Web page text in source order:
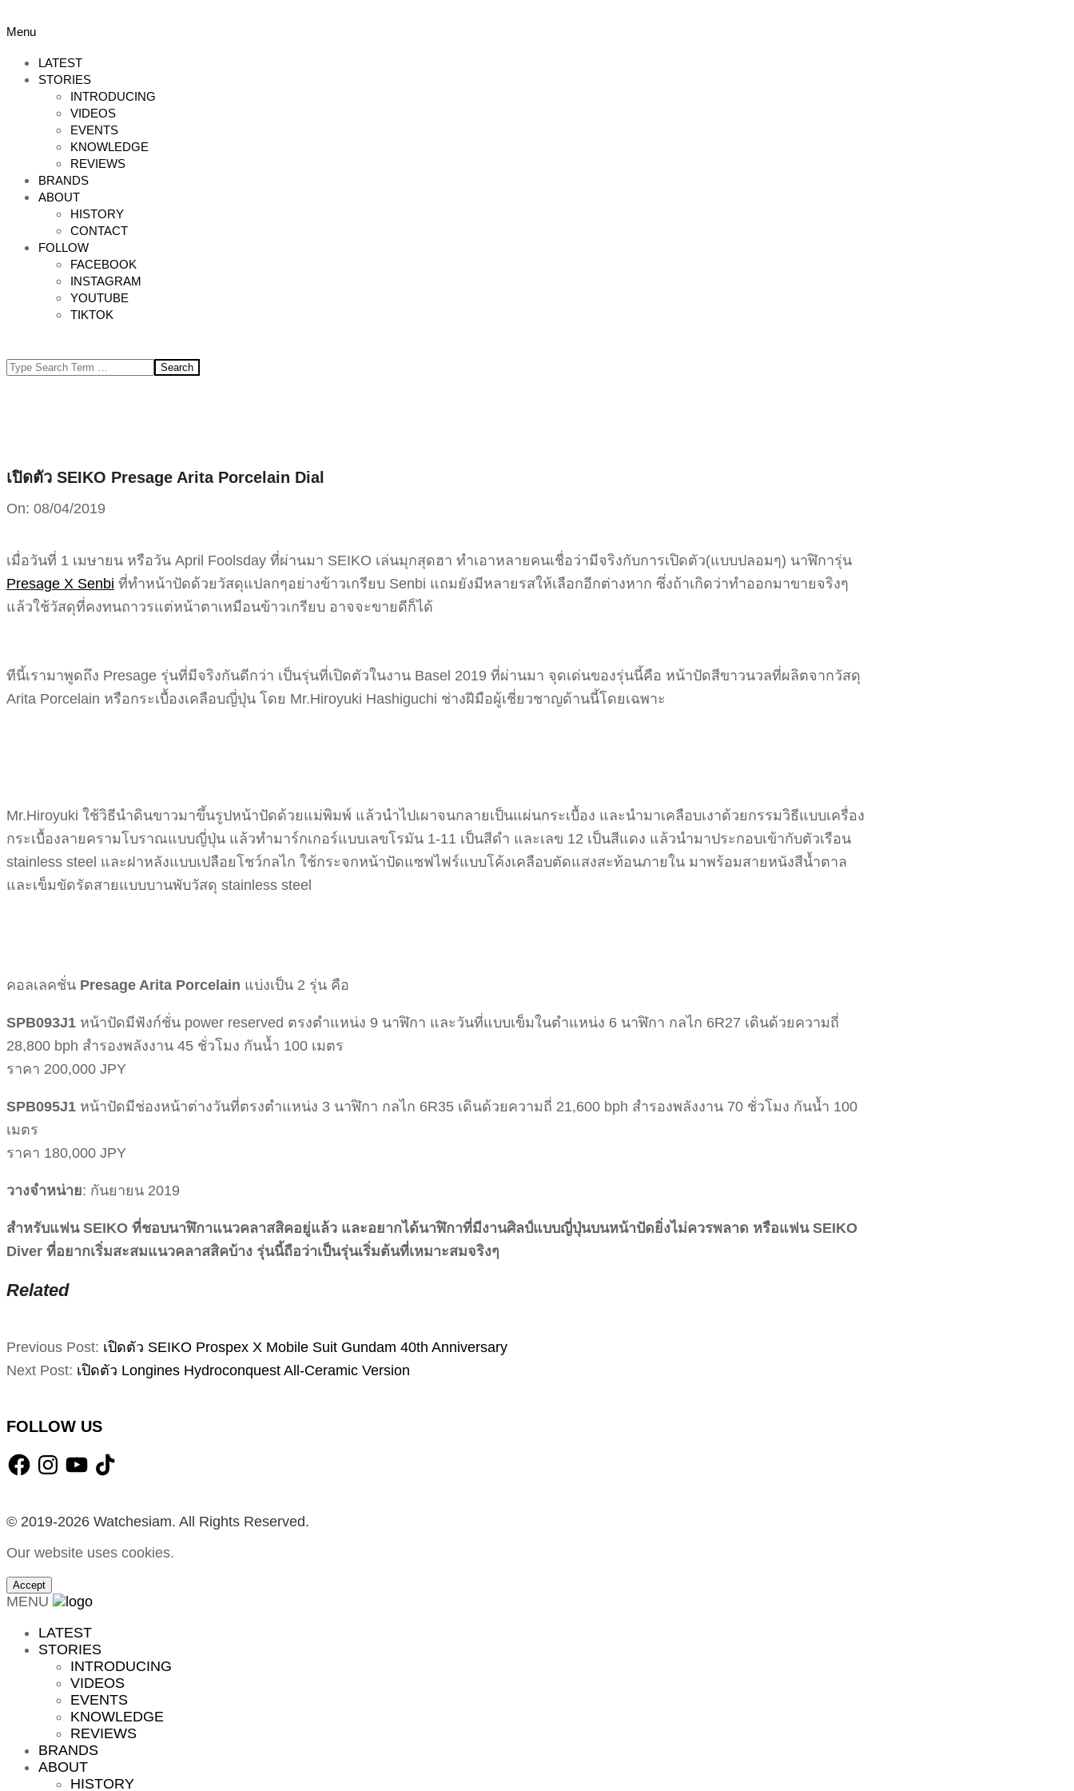
to
Primary
Menu
Menu
LATEST
STORIES
INTRODUCING
VIDEOS
EVENTS
KNOWLEDGE
REVIEWS
BRANDS
ABOUT
HISTORY
CONTACT
FOLLOW
FACEBOOK
INSTAGRAM
YOUTUBE
TIKTOK
Search
เปิดตัว SEIKO Presage Arita Porcelain Dial
On: 08/04/2019
เมื่อวันที่ 1 เมษายน หรือวัน April Foolsday ที่ผ่านมา SEIKO เล่นมุกสุดฮา ทำเอาหลายคนเชื่อว่ามีจริงกับการเปิดตัว(แบบปลอมๆ) นาฬิการุ่น
Presage X Senbi ที่ทำหน้าปัดด้วยวัสดุแปลกๆอย่างข้าวเกรียบ Senbi แถมยังมีหลายรสให้เลือกอีกต่างหาก ซึ่งถ้าเกิดว่าทำออกมาขายจริงๆ
แล้วใช้วัสดุที่คงทนถาวรแต่หน้าตาเหมือนข้าวเกรียบ อาจจะขายดีก็ได้
ทีนี้เรามาพูดถึง Presage รุ่นที่มีจริงกันดีกว่า เป็นรุ่นที่เปิดตัวในงาน Basel 2019 ที่ผ่านมา จุดเด่นของรุ่นนี้คือ หน้าปัดสีขาวนวลที่ผลิตจากวัสดุ
Arita Porcelain หรือกระเบื้องเคลือบญี่ปุ่น โดย Mr.Hiroyuki Hashiguchi ช่างฝีมือผู้เชี่ยวชาญด้านนี้โดยเฉพาะ
Mr.Hiroyuki ใช้วิธีนำดินขาวมาขึ้นรูปหน้าปัดด้วยแม่พิมพ์ แล้วนำไปเผาจนกลายเป็นแผ่นกระเบื้อง และนำมาเคลือบเงาด้วยกรรมวิธีแบบเครื่อง
กระเบื้องลายครามโบราณแบบญี่ปุ่น แล้วทำมาร์กเกอร์แบบเลขโรมัน 1-11 เป็นสีดำ และเลข 12 เป็นสีแดง แล้วนำมาประกอบเข้ากับตัวเรือน
stainless steel และฝาหลังแบบเปลือยโชว์กลไก ใช้กระจกหน้าปัดแซฟไฟร์แบบโค้งเคลือบตัดแสงสะท้อนภายใน มาพร้อมสายหนังสีน้ำตาล
และเข็มขัดรัดสายแบบบานพับวัสดุ stainless steel
คอลเลคชั่น Presage Arita Porcelain แบ่งเป็น 2 รุ่น คือ
SPB093J1 หน้าปัดมีฟังก์ชั่น power reserved ตรงตำแหน่ง 9 นาฬิกา และวันที่แบบเข็มในตำแหน่ง 6 นาฬิกา กลไก 6R27 เดินด้วยความถี่
28,800 bph สำรองพลังงาน 45 ชั่วโมง กันน้ำ 100 เมตร
ราคา 200,000 JPY
SPB095J1 หน้าปัดมีช่องหน้าต่างวันที่ตรงตำแหน่ง 3 นาฬิกา กลไก 6R35 เดินด้วยความถี่ 21,600 bph สำรองพลังงาน 70 ชั่วโมง กันน้ำ 100
เมตร
ราคา 180,000 JPY
วางจำหน่าย: กันยายน 2019
สำหรับแฟน SEIKO ที่ชอบนาฬิกาแนวคลาสสิคอยู่แล้ว และอยากได้นาฬิกาที่มีงานศิลป์แบบญี่ปุ่นบนหน้าปัดยิ่งไม่ควรพลาด หรือแฟน SEIKO
Diver ที่อยากเริ่มสะสมแนวคลาสสิคบ้าง รุ่นนี้ถือว่าเป็นรุ่นเริ่มต้นที่เหมาะสมจริงๆ
Related
2019-
08
Previous Post: เปิดตัว SEIKO Prospex X Mobile Suit Gundam 40th Anniversary
Next Post: เปิดตัว Longines Hydroconquest All-Ceramic Version
FOLLOW US
FacebookInstagramYouTube
TikTok
© 2019-2026 Watchesiam. All Rights Reserved.
Our website uses cookies.
Accept
MENU
LATEST
STORIES
INTRODUCING
VIDEOS
EVENTS
KNOWLEDGE
REVIEWS
BRANDS
ABOUT
HISTORY